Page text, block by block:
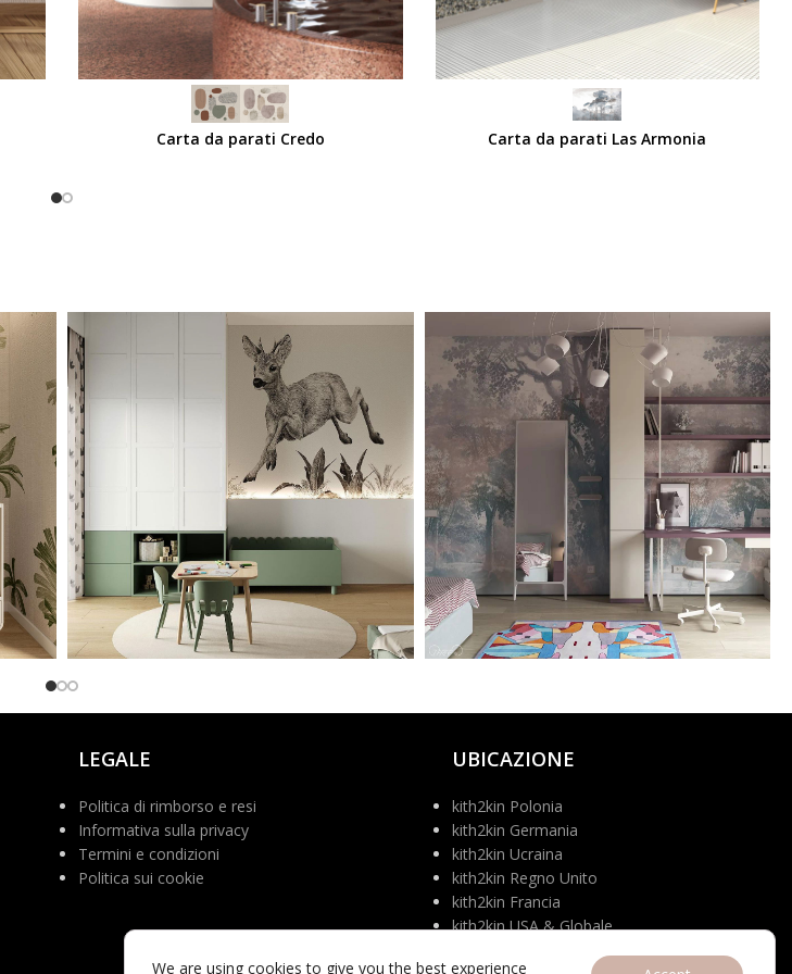
Carta da parati Credo Carta da parati Las Armonia
@aneta_curly_mom
LEGALE
Politica di rimborso e resi
Informativa sulla privacy
Termini e condizioni
Politica sui cookie
UBICAZIONE
kith2kin Polonia
kith2kin Germania
kith2kin Ucraina
kith2kin Regno Unito
kith2kin Francia
kith2kin USA & Globale
We are using cookies to give you the best experience